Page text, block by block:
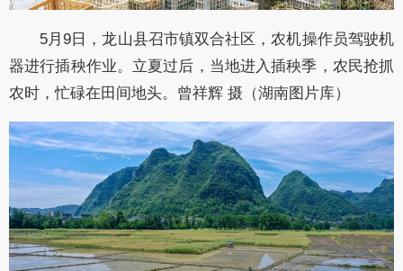
5月9日，龙山县召市镇双合社区，农机操作员驾驶机
器进行插秧作业。立夏过后，当地进入插秧季，农民抢抓
农时，忙碌在田间地头。曾祥辉 摄（湖南图片库）